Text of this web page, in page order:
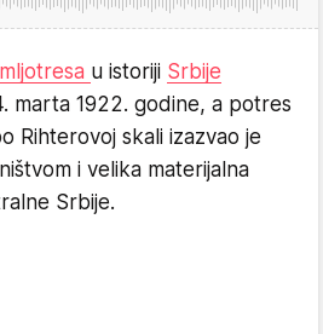
u istoriji Srbije
marta 1922. godine, a potres
Rihterovoj skali izazvao je
i velika materijalna
Srbije.